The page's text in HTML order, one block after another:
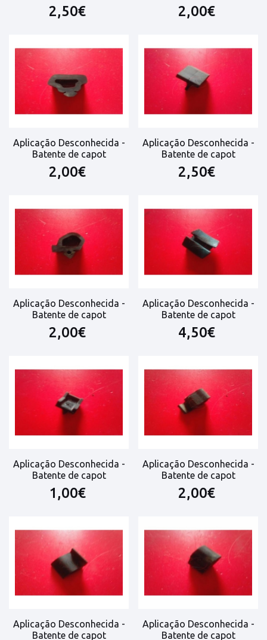
2,50€ 2,00€
Aplicação Desconhecida -
Batente de capot
2,00€
Aplicação Desconhecida -
Batente de capot
2,50€
Aplicação Desconhecida -
Batente de capot
2,00€
Aplicação Desconhecida -
Batente de capot
4,50€
Aplicação Desconhecida -
Batente de capot
1,00€
Aplicação Desconhecida -
Batente de capot
2,00€
Aplicação Desconhecida -
Batente de capot
Aplicação Desconhecida -
Batente de capot